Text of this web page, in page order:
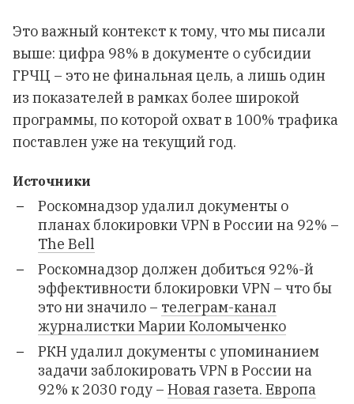
Это важный контекст к тому, что мы писали
выше: цифра 98% в документе о субсидии
ГРЧЦ – это не финальная цель, а лишь один
из показателей в рамках более широкой
программы, по которой охват в 100% трафика
поставлен уже на текущий год.
Источники
Роскомнадзор удалил документы о
планах блокировки VPN в России на 92% –
The Bell
Роскомнадзор должен добиться 92%-й
эффективности блокировки VPN – что бы
это ни значило – телеграм-канал
журналистки Марии Коломыченко
РКН удалил документы с упоминанием
задачи заблокировать VPN в России на
92% к 2030 году – Новая газета. Европа